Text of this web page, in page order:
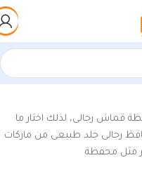
جلد طبيعي”
قماش رجالى، لذلك اختار ما
رجالى جلد طبيعى من ماركات
مثل محفظة